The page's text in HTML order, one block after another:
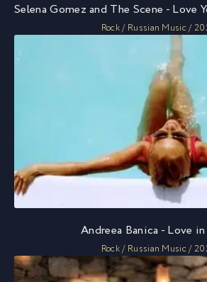
Rock / Russian Music /
Andreea Banica - Love
Rock / Russian Music /